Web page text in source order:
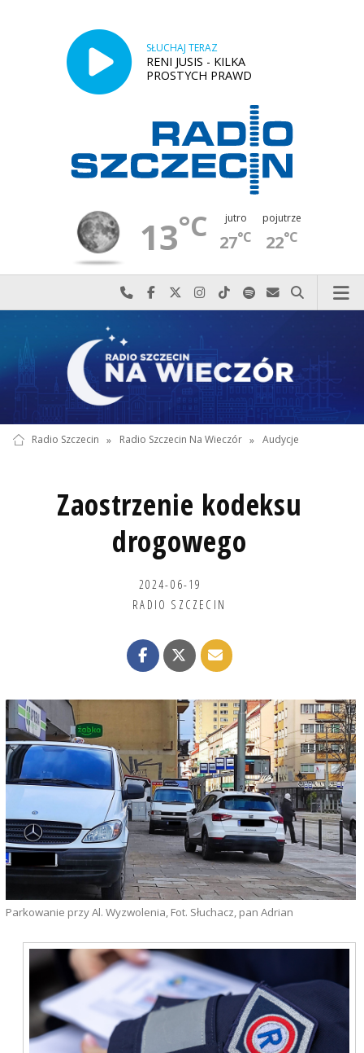
SŁUCHAJ TERAZ
RENI JUSIS - KILKA
PROSTYCH PRAWD
13°C jutro
27°C
pojutrze
22°C
Najlepiej po prostu do nas zadzwoń
Odwiedź nas na Facebook-u
Odwiedź nas na X
Odwiedź nas na Instagram-ie
Odwiedź nas na TikTok-u
Szukaj nas na Spotify
Wyślij do nas
Szukaj
Radio Szczecin » Radio Szczecin Na Wieczór » Audycje
Zaostrzenie kodeksu
drogowego
2024-06-19
RADIO SZCZECIN
Parkowanie przy Al. Wyzwolenia, Fot. Słuchacz, pan Adrian